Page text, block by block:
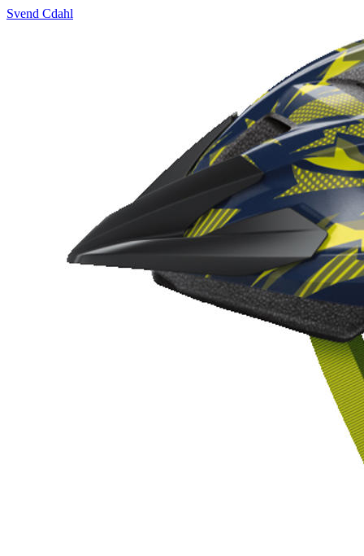
Svend Cdahl